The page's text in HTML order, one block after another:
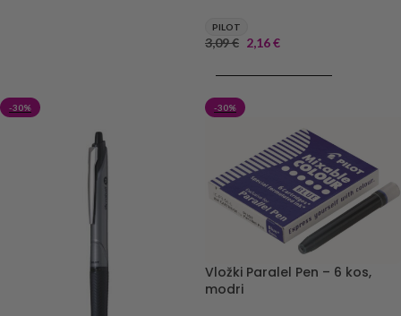
PILOT
3,09€ 2,16€
-30% -30%
Vložki Paralel Pen – 6 kos,
modri